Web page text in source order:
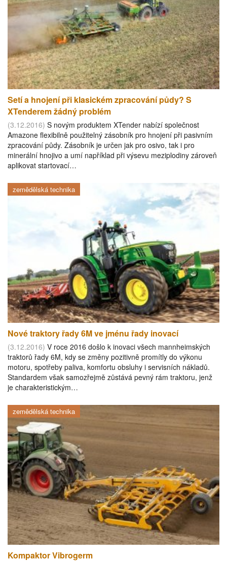
Setí a hnojení při klasickém zpracování půdy? S
XTenderem žádný problém
(3.12.2016) S novým produktem XTender nabízí společnost
Amazone flexibilně použitelný zásobník pro hnojení při pasivním
zpracování půdy. Zásobník je určen jak pro osivo, tak i pro
minerální hnojivo a umí například při výsevu meziplodiny zároveň
aplikovat startovací…
zemědělská technika
Nové traktory řady 6M ve jménu řady inovací
(3.12.2016) V roce 2016 došlo k inovaci všech mannheimských
traktorů řady 6M, kdy se změny pozitivně promítly do výkonu
motoru, spotřeby paliva, komfortu obsluhy i servisních nákladů.
Standardem však samozřejmě zůstává pevný rám traktoru, jenž
je charakteristickým…
zemědělská technika
Kompaktor Vibrogerm